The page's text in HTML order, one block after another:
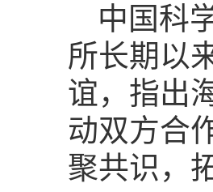
中国科
所长期以
谊，指出
动双方合
聚共识，